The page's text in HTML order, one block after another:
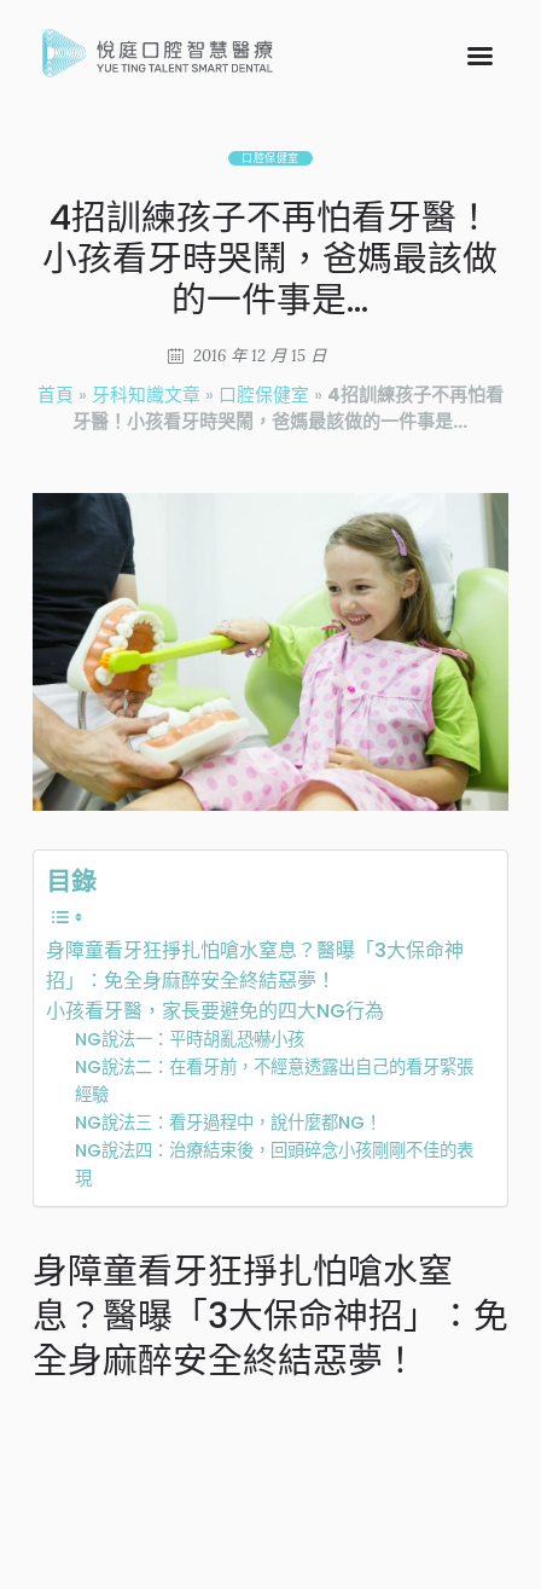
口腔保健室
4招訓練孩子不再怕看牙醫！
小孩看牙時哭鬧，爸媽最該做
的一件事是…
2016 年 12 月 15 日
首頁 » 牙科知識文章 » 口腔保健室 » 4招訓練孩子不再怕看
牙醫！小孩看牙時哭鬧，爸媽最該做的一件事是…
目錄
身障童看牙狂掙扎怕嗆水窒息？醫曝「3大保命神
招」：免全身麻醉安全終結惡夢！
小孩看牙醫，家長要避免的四大NG行為
NG說法一：平時胡亂恐嚇小孩
NG說法二：在看牙前，不經意透露出自己的看牙緊張
經驗
NG說法三：看牙過程中，說什麼都NG！
NG說法四：治療結束後，回頭碎念小孩剛剛不佳的表
現
身障童看牙狂掙扎怕嗆水窒
息？醫曝「3大保命神招」：免
全身麻醉安全終結惡夢！